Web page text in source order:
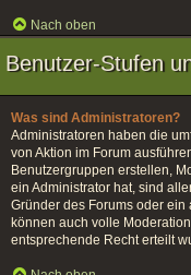
Nach oben
Benutzer-Stufen
Was sind Administratoren?
Administratoren haben die
von Aktion im Forum
Benutzergruppen erstellen,
ein Administrator hat, sind
Gründer des Forums oder ein
können auch volle
entsprechende Recht erteilt